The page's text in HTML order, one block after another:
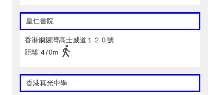
皇仁書院
香港銅鑼灣高士威道１２０號
距離 470m
香港真光中學